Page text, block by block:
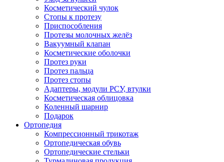
Косметический чулок
Стопы к протезу
Приспособления
Протезы молочных желёз
Вакуумный клапан
Косметические оболочки
Протез руки
Протез пальца
Протез стопы
Адаптеры, модули РСУ, втулки
Косметическая облицовка
Коленный шарнир
Подарок
Ортопедия
Компрессионный трикотаж
Ортопедическая обувь
Ортопедические стельки